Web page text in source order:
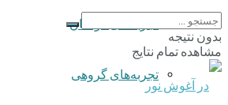
تجربه‌های کودکان
تجربه‌های گروهی
بدون نتیجه
مشاهده تمام نتایج